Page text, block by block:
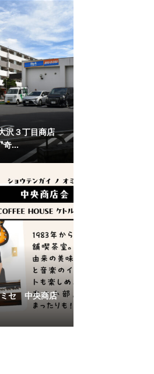
沢３丁目商店
奇...
ミセ 中央商店